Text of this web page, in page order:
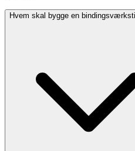
Hvem skal bygge en